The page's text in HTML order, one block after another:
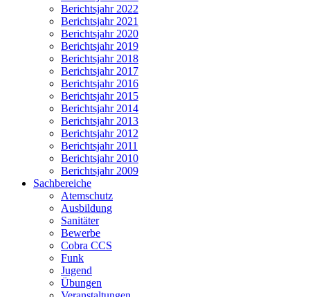
Berichtsjahr 2022
Berichtsjahr 2021
Berichtsjahr 2020
Berichtsjahr 2019
Berichtsjahr 2018
Berichtsjahr 2017
Berichtsjahr 2016
Berichtsjahr 2015
Berichtsjahr 2014
Berichtsjahr 2013
Berichtsjahr 2012
Berichtsjahr 2011
Berichtsjahr 2010
Berichtsjahr 2009
Sachbereiche
Atemschutz
Ausbildung
Sanitäter
Bewerbe
Cobra CCS
Funk
Jugend
Übungen